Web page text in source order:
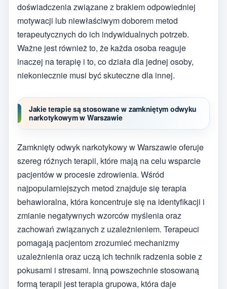
doświadczenia związane z brakiem odpowiedniej
motywacji lub niewłaściwym doborem metod
terapeutycznych do ich indywidualnych potrzeb.
Ważne jest również to, że każda osoba reaguje
inaczej na terapię i to, co działa dla jednej osoby,
niekoniecznie musi być skuteczne dla innej.
Jakie terapie są stosowane w zamkniętym odwyku
narkotykowym w Warszawie
Zamknięty odwyk narkotykowy w Warszawie oferuje
szereg różnych terapii, które mają na celu wsparcie
pacjentów w procesie zdrowienia. Wśród
najpopularniejszych metod znajduje się terapia
behawioralna, która koncentruje się na identyfikacji i
zmianie negatywnych wzorców myślenia oraz
zachowań związanych z uzależnieniem. Terapeuci
pomagają pacjentom zrozumieć mechanizmy
uzależnienia oraz uczą ich technik radzenia sobie z
pokusami i stresami. Inną powszechnie stosowaną
formą terapii jest terapia grupowa, która daje